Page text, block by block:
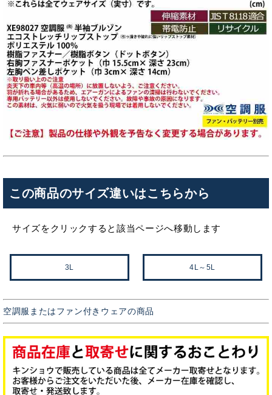
この商品のサイズ違いはこちらから
サイズをクリックすると該当ページへ移動します
3L 4L～5L
空調服またはファン付きウェアの商品